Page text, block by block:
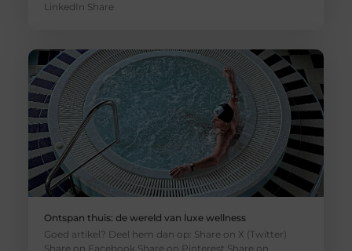
LinkedIn Share
Ontspan thuis: de wereld van luxe wellness
Goed artikel? Deel hem dan op: Share on X (Twitter)
Share on Facebook Share on Pinterest Share on